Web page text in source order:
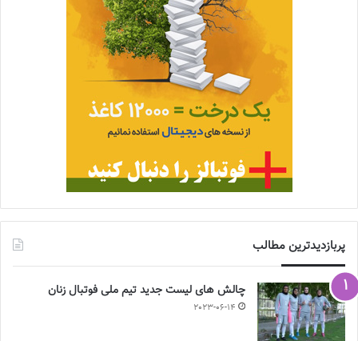
پربازدیدترین مطالب
چالش هاى ليست جدید تيم ملى فوتبال زنان
2023-06-14